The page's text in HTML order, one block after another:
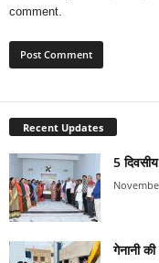
comment.
Recent Updates
5
गेनानी